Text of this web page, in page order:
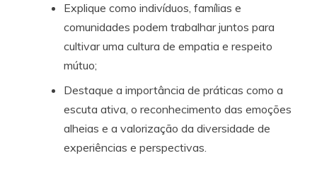
Explique como indivíduos, famílias e
comunidades podem trabalhar juntos para
cultivar uma cultura de empatia e respeito
mútuo;
Destaque a importância de práticas como a
escuta ativa, o reconhecimento das emoções
alheias e a valorização da diversidade de
experiências e perspectivas.